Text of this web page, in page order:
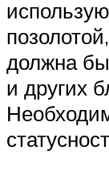
должна
и других